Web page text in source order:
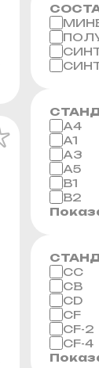
A4
A1
A3
A5
B1
B2
CC
CB
CD
CF
CF-2
CF-4